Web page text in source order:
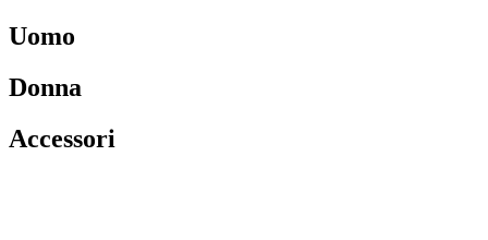
Uomo
Donna
Accessori